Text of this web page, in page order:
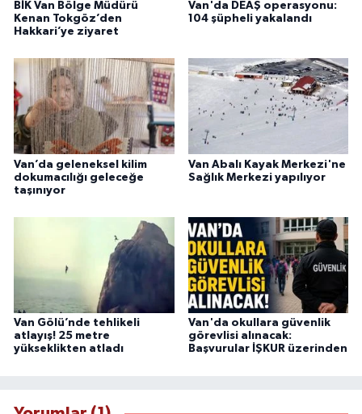
BİK Van Bölge Müdürü
Kenan Tokgöz’den
Hakkari’ye ziyaret
Van'da DEAŞ operasyonu:
104 şüpheli yakalandı
Van’da geleneksel kilim
dokumacılığı geleceğe
taşınıyor
Van Abalı Kayak Merkezi'ne
Sağlık Merkezi yapılıyor
Van Gölü’nde tehlikeli
atlayış! 25 metre
yükseklikten atladı
Van'da okullara güvenlik
görevlisi alınacak:
Başvurular İŞKUR üzerinden